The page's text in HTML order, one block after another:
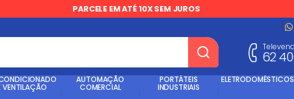
PARCELE EM ATÉ 10X SEM JUROS
62
VENTILAÇÃO
AUTOMAÇÃO
COMERCIAL
PORTÁTEIS
INDUSTRIAIS
ELETRODOMÉSTICOS